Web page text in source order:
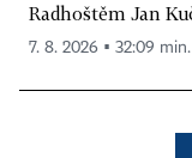
Radhoštěm Jan
7. 8. 2026 ▪ 32:09 min.